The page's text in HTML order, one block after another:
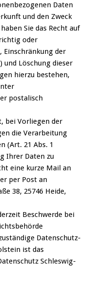
Daten
und den Zweck
Sie das Recht auf
oder
Einschränkung der
und Löschung dieser
hierzu bestehen,
postalisch
bei Vorliegen der
die Verarbeitung
(Art. 21 Abs. 1
Ihrer Daten zu
eine kurze Mail an
per Post an
38, 25746 Heide,
Beschwerde bei
Datenschutz-
ist das
Schleswig-